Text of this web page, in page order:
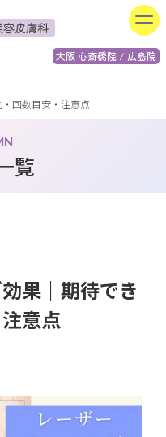
容皮膚科
大阪 心斎橋院 / 広島院
回数目安・注意点
覧
果｜期待でき
意点